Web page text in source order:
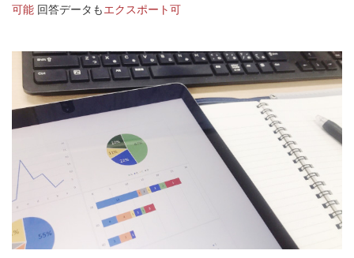
可能 回答データも エクスポート可